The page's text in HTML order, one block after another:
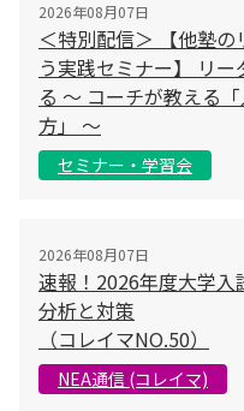
2026年08月07日
＜特別配信＞ 【他塾
う実践セミナー】 リ
る 〜 コーチが教える
方」 〜
セミナー・学習会
2026年08月07日
速報！2026年度大学入
分析と対策
（コレイマNO.50）
NEA通信 (コレイマ)